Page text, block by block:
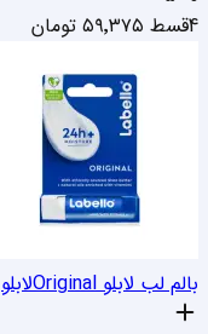
4قسط
۵۹٬۳۷۵ تومان
بالم لب لابلو Original لابلو